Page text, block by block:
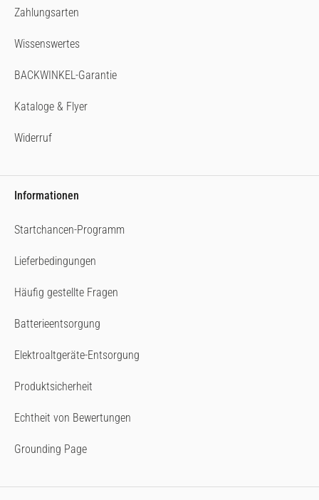
Zahlungsarten
Wissenswertes
BACKWINKEL-Garantie
Kataloge & Flyer
Widerruf
Informationen
Startchancen-Programm
Lieferbedingungen
Häufig gestellte Fragen
Batterieentsorgung
Elektroaltgeräte-Entsorgung
Produktsicherheit
Echtheit von Bewertungen
Grounding Page